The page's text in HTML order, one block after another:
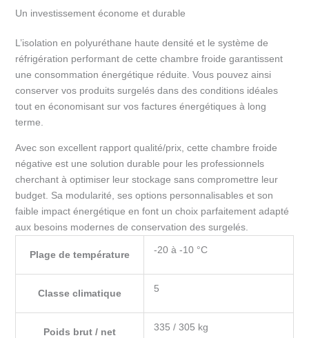
Un investissement économe et durable
L’isolation en polyuréthane haute densité et le système de
réfrigération performant de cette chambre froide garantissent
une consommation énergétique réduite. Vous pouvez ainsi
conserver vos produits surgelés dans des conditions idéales
tout en économisant sur vos factures énergétiques à long
terme.
Avec son excellent rapport qualité/prix, cette chambre froide
négative est une solution durable pour les professionnels
cherchant à optimiser leur stockage sans compromettre leur
budget. Sa modularité, ses options personnalisables et son
faible impact énergétique en font un choix parfaitement adapté
aux besoins modernes de conservation des surgelés.
Plage de température -20 à -10 °C
Classe climatique 5
Poids brut / net 335 / 305 kg